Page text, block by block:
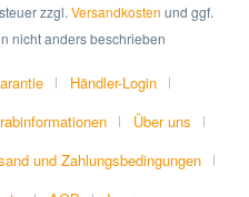
zzgl. Versandkosten und ggf.
nicht anders beschrieben
Händler-Login
Über uns
und Zahlungsbedingungen